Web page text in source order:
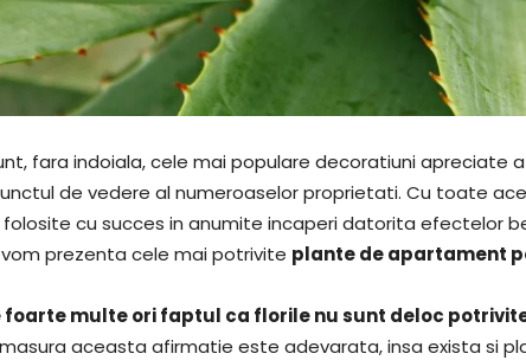
fara indoiala, cele mai populare decoratiuni apreciate
de vedere al numeroaselor proprietati. Cu toate
cu succes in anumite incaperi datorita efectelor
prezenta cele mai potrivite plante de apartament
foarte multe ori faptul ca florile nu sunt deloc
aceasta afirmatie este adevarata, insa exista si